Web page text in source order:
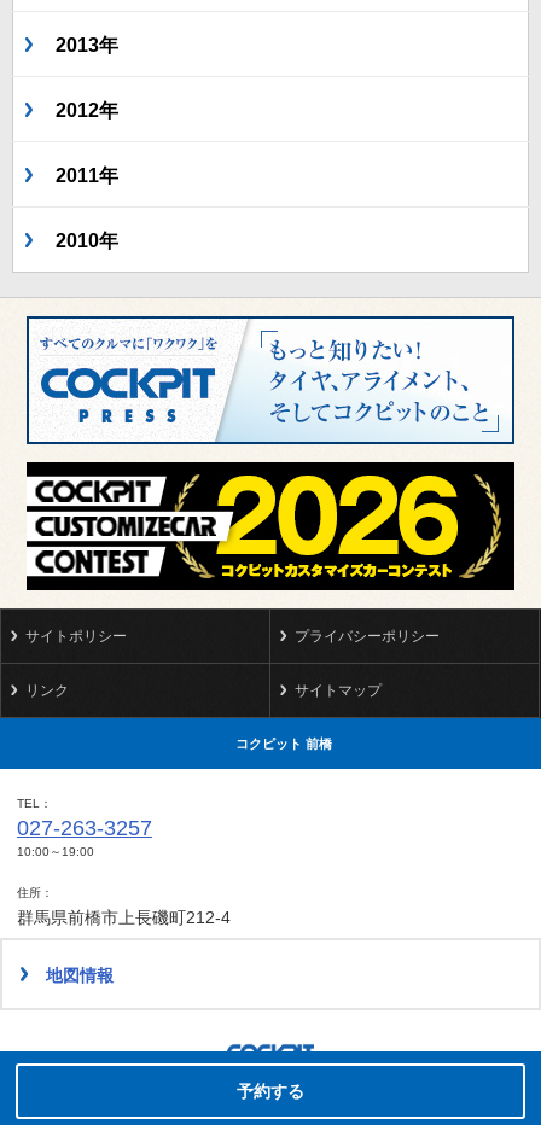
2013年
2012年
2011年
2010年
サイトポリシー プライバシーポリシー
リンク サイトマップ
コクピット 前橋
TEL
027-263-3257
10:00～19:00
住所
群馬県前橋市上長磯町212-4
地図情報
Copyright(C)2008-2022 COCKPIT MAEBASHI.All rights reserved.
予約する